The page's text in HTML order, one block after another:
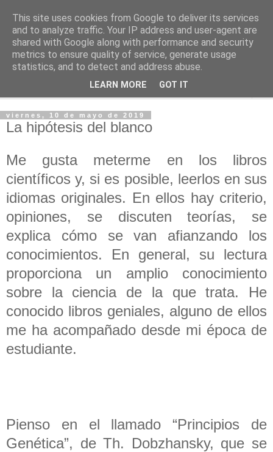
PASEANTE SILENCIOSO
Blog personal de Emilio Valadé del Río
viernes, 10 de mayo de 2019
La hipótesis del blanco
Me gusta meterme en los libros
científicos y, si es posible, leerlos en sus
idiomas originales. En ellos hay criterio,
opiniones, se discuten teorías, se
explica cómo se van afianzando los
conocimientos. En general, su lectura
proporciona un amplio conocimiento
sobre la ciencia de la que trata. He
conocido libros geniales, alguno de ellos
me ha acompañado desde mi época de
estudiante.
Pienso en el llamado “Principios de
Genética”, de Th. Dobzhansky, que se
This site uses cookies from Google to deliver its services
and to analyze traffic. Your IP address and user-agent are
shared with Google along with performance and security
metrics to ensure quality of service, generate usage
statistics, and to detect and address abuse.
LEARN MORE GOT IT